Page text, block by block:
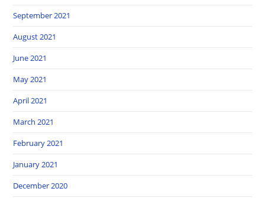
September 2021
August 2021
June 2021
May 2021
April 2021
March 2021
February 2021
January 2021
December 2020